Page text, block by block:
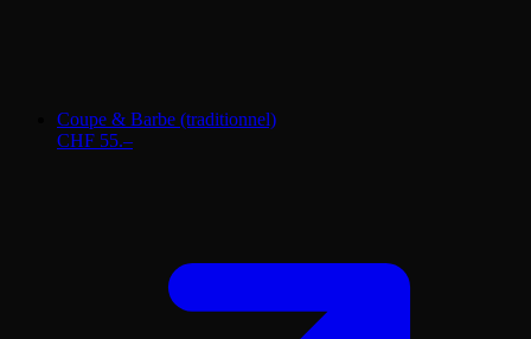
Coupe & Barbe (traditionnel)
CHF 55.–